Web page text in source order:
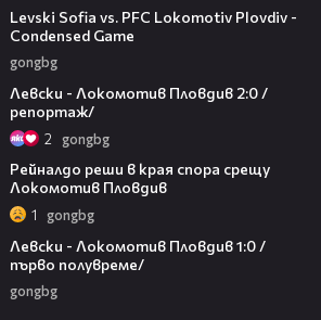
Levski Sofia vs. PFC Lokomotiv Plovdiv -
Condensed Game
gongbg
Левски - Локомотив Пловдив 2:0 /
репортаж/
2 gongbg
Рейналдо реши в края спора срещу
Локомотив Пловдив
1 gongbg
Левски - Локомотив Пловдив 1:0 /
първо полувреме/
gongbg